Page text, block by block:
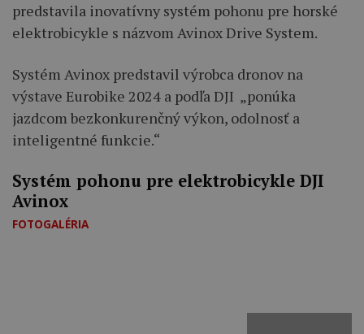
predstavila inovatívny systém pohonu pre horské
elektrobicykle s názvom Avinox Drive System.
Systém Avinox predstavil výrobca dronov na
výstave Eurobike 2024 a podľa DJI „ponúka
jazdcom bezkonkurenčný výkon, odolnosť a
inteligentné funkcie.“
Systém pohonu pre elektrobicykle DJI
Avinox
FOTOGALÉRIA